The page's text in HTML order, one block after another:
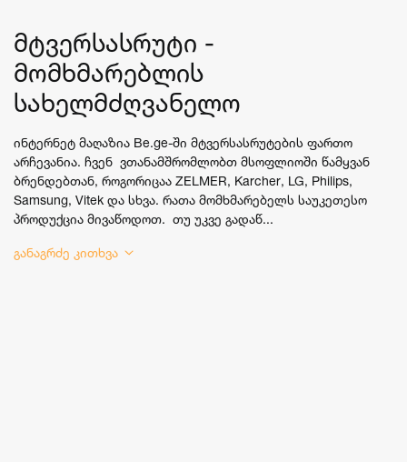
მტვერსასრუტი -
მომხმარებლის
სახელმძღვანელო
ინტერნეტ მაღაზია Be.ge-ში მტვერსასრუტების ფართო
არჩევანია. ჩვენ ვთანამშრომლობთ მსოფლიოში წამყვან
ბრენდებთან, როგორიცაა ZELMER, Karcher, LG, Philips,
Samsung, Vitek და სხვა. რათა მომხმარებელს საუკეთესო
პროდუქცია მივაწოდოთ. თუ უკვე გადაწ...
განაგრძე კითხვა